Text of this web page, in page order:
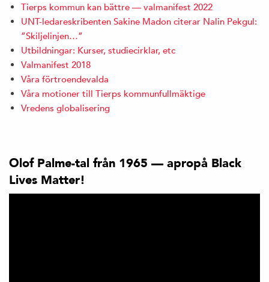
Tierps kommun kan bättre — valmanifest 2022
UNT-ledareskribenten Sakine Madon citerar Nalin Pekgul:
”Skiljelinjen…”
Utbildningar: Kurser, studiecirklar, etc
Valmanifest 2018
Våra förtroendevalda
Våra motioner till Tierps kommunfullmäktige
Vredens globalisering
Olof Palme-tal från 1965 — apropå Black
Lives Matter!